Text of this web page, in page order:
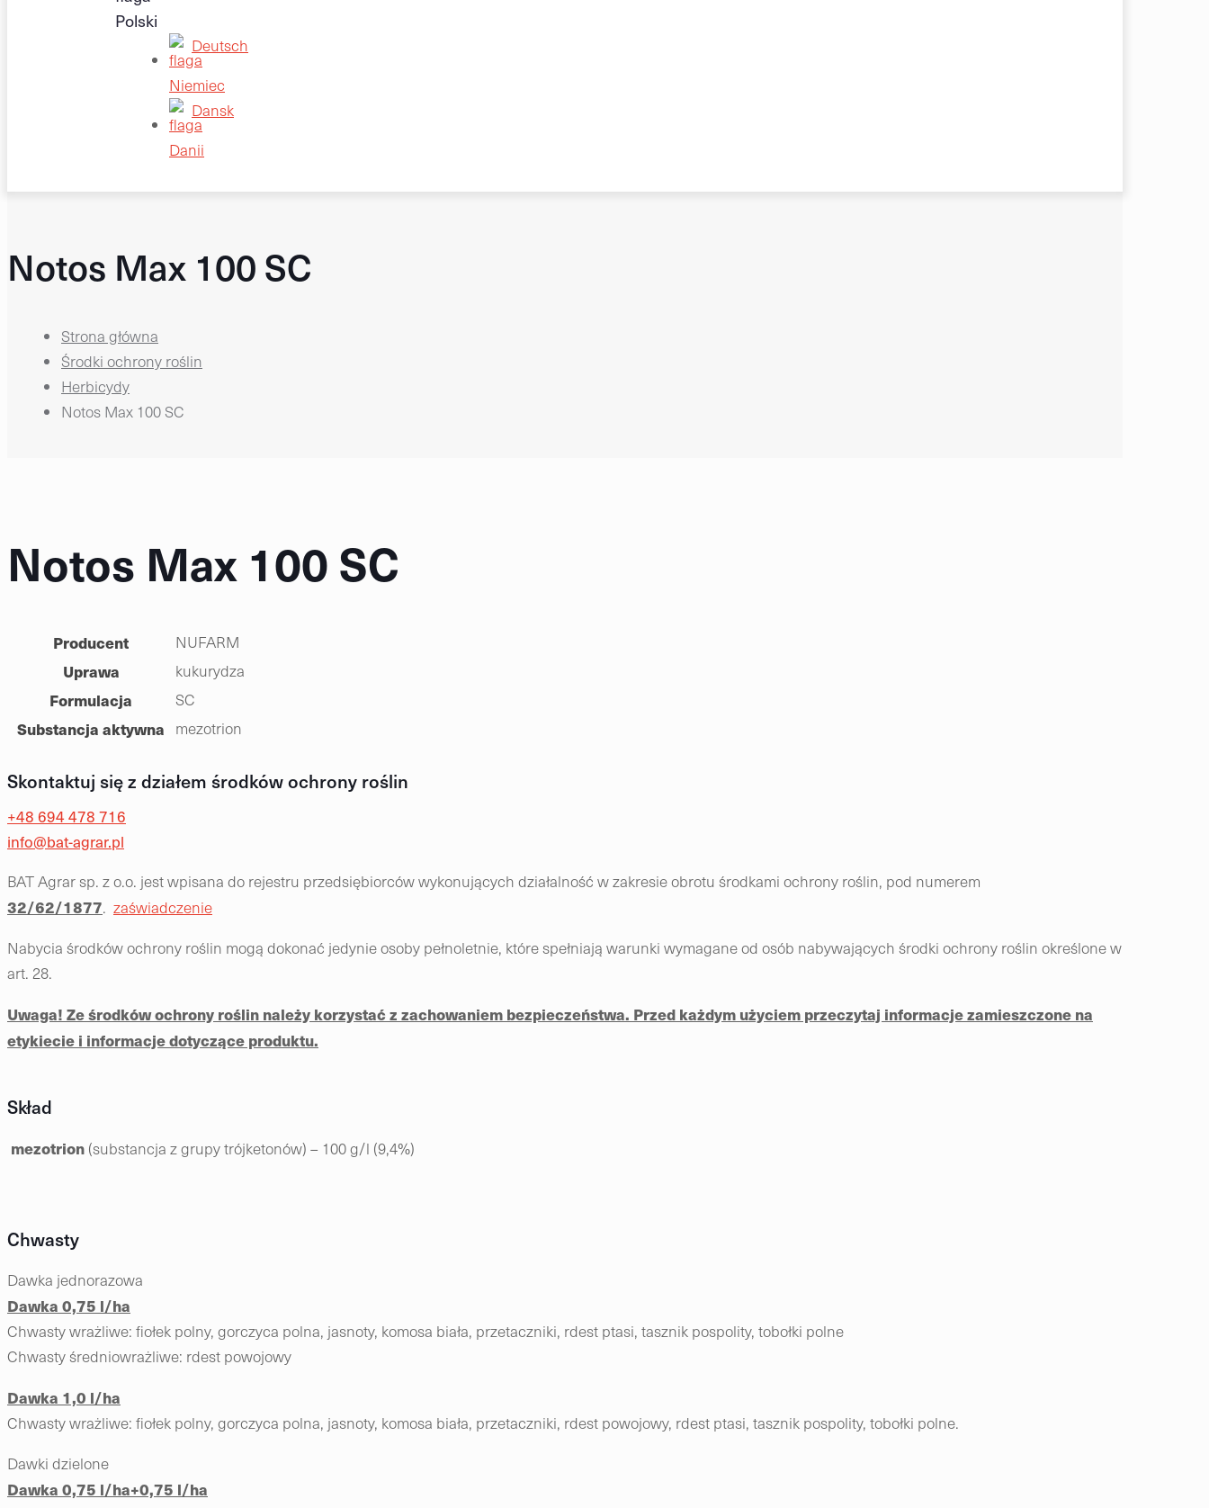
Deutsch
Dansk
Notos Max 100 SC
Strona główna
Środki ochrony roślin
Herbicydy
Notos Max 100 SC
Notos Max 100 SC
Producent NUFARM
Uprawa kukurydza
Formulacja SC
Substancja aktywna mezotrion
Skontaktuj się z działem środków ochrony roślin
+48 694 478 716
info@bat-agrar.pl
BAT Agrar sp. z o.o. jest wpisana do rejestru przedsiębiorców wykonujących działalność w zakresie obrotu środkami ochrony roślin, pod numerem
32/62/1877. zaświadczenie
Nabycia środków ochrony roślin mogą dokonać jedynie osoby pełnoletnie, które spełniają warunki wymagane od osób nabywających środki ochrony roślin określone w
art. 28.
Uwaga! Ze środków ochrony roślin należy korzystać z zachowaniem bezpieczeństwa. Przed każdym użyciem przeczytaj informacje zamieszczone na
etykiecie i informacje dotyczące produktu.
Skład
mezotrion (substancja z grupy trójketonów) – 100 g/l (9,4%)
Chwasty
Dawka jednorazowa
Dawka 0,75 l/ha
Chwasty wrażliwe: fiołek polny, gorczyca polna, jasnoty, komosa biała, przetaczniki, rdest ptasi, tasznik pospolity, tobołki polne
Chwasty średniowrażliwe: rdest powojowy
Dawka 1,0 l/ha
Chwasty wrażliwe: fiołek polny, gorczyca polna, jasnoty, komosa biała, przetaczniki, rdest powojowy, rdest ptasi, tasznik pospolity, tobołki polne.
Dawki dzielone
Dawka 0,75 l/ha+0,75 l/ha